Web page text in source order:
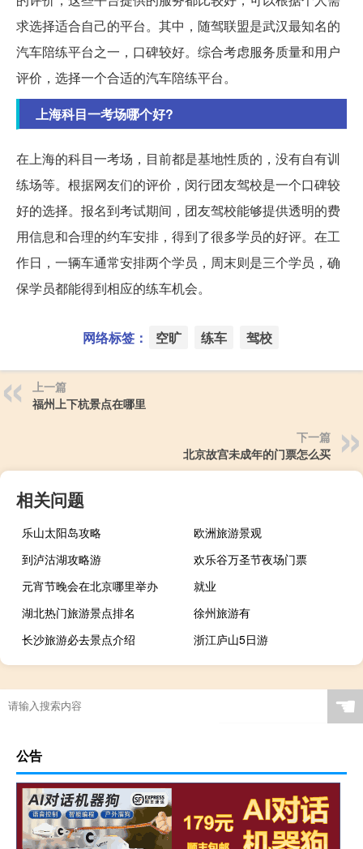
求选择适合自己的平台。其中，随驾联盟是武汉最知名的
汽车陪练平台之一，口碑较好。综合考虑服务质量和用户
评价，选择一个合适的汽车陪练平台。
上海科目一考场哪个好?
在上海的科目一考场，目前都是基地性质的，没有自有训
练场等。根据网友们的评价，闵行团友驾校是一个口碑较
好的选择。报名到考试期间，团友驾校能够提供透明的费
用信息和合理的约车安排，得到了很多学员的好评。在工
作日，一辆车通常安排两个学员，周末则是三个学员，确
保学员都能得到相应的练车机会。
网络标签： 空旷 练车 驾校
上一篇
福州上下杭景点在哪里
下一篇
北京故宫未成年的门票怎么买
相关问题
乐山太阳岛攻略
欧洲旅游景观
到泸沽湖攻略游
欢乐谷万圣节夜场门票
元宵节晚会在北京哪里举办
就业
湖北热门旅游景点排名
徐州旅游有
长沙旅游必去景点介绍
浙江庐山5日游
☚
公告